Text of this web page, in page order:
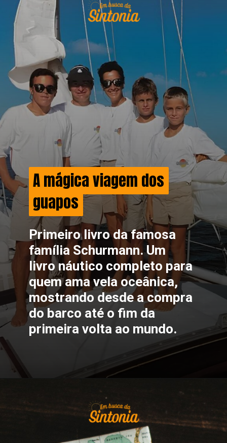
A mágica viagem dos
guapos
A mágica viagem dos
guapos
Primeiro livro da famosa
família Schurmann. Um
livro náutico completo para
quem ama vela oceânica,
mostrando desde a compra
do barco até o fim da
primeira volta ao mundo.